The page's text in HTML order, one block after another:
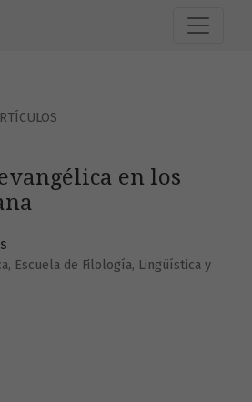
en los
Escuela de Filología, Lingüística y